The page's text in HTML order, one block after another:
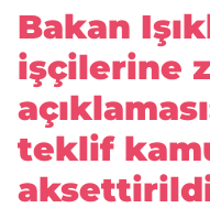
Bakan
işçilerine
teklif